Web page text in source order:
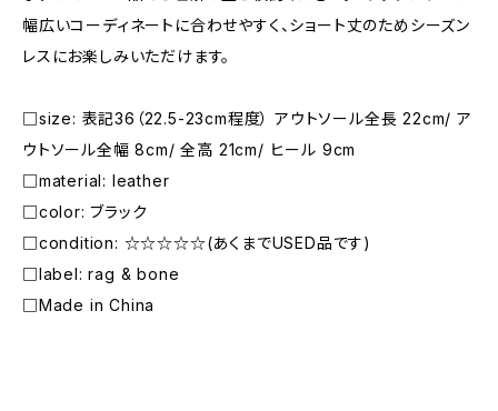
幅広いコーディネートに合わせやすく、ショート丈のためシーズン
レスにお楽しみいただけます。
□size: 表記36（22.5-23cm程度） アウトソール全長 22cm/ ア
ウトソール全幅 8cm/ 全高 21cm/ ヒール 9cm
□material: leather
□color: ブラック
□condition: ☆☆☆☆☆(あくまでUSED品です)
□label: rag & bone
□Made in China